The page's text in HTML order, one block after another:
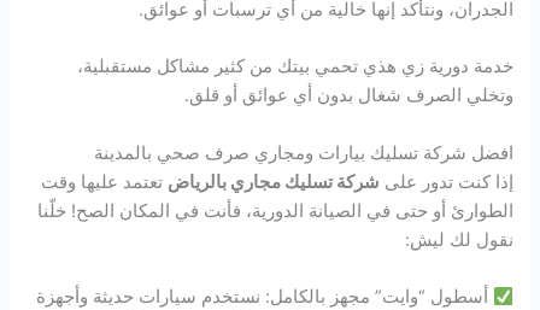
الجدران، ونتأكد إنها خالية من أي ترسبات أو عوائق.
خدمة دورية زي هذي تحمي بيتك من كثير مشاكل مستقبلية،
وتخلي الصرف شغال بدون أي عوائق أو قلق.
افضل شركة تسليك بيارات ومجاري صرف صحي بالمدينة
إذا كنت تدور على شركة تسليك مجاري بالرياض تعتمد عليها وقت
الطوارئ أو حتى في الصيانة الدورية، فأنت في المكان الصح! خلّنا
نقول لك ليش:
أسطول “وايت” مجهز بالكامل: نستخدم سيارات حديثة وأجهزة